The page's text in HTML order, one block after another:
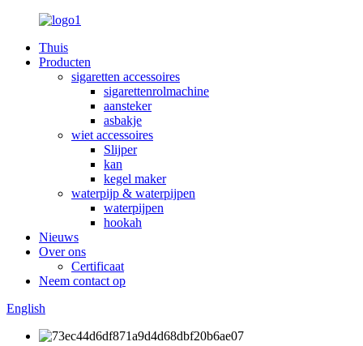
Thuis
Producten
sigaretten accessoires
sigarettenrolmachine
aansteker
asbakje
wiet accessoires
Slijper
kan
kegel maker
waterpijp & waterpijpen
waterpijpen
hookah
Nieuws
Over ons
Certificaat
Neem contact op
English